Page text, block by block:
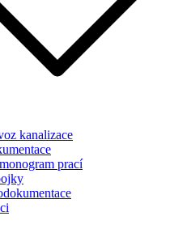
kanalizace
prací